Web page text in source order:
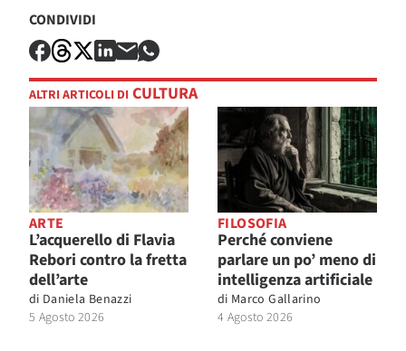
CONDIVIDI
ALTRI ARTICOLI DI CULTURA
ARTE
L’acquerello di Flavia
Rebori contro la fretta
dell’arte
di Daniela Benazzi
5 Agosto 2026
FILOSOFIA
Perché conviene
parlare un po’ meno di
intelligenza artificiale
di Marco Gallarino
4 Agosto 2026